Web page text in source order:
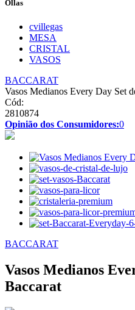
Ollas
cvillegas
MESA
CRISTAL
VASOS
BACCARAT
Vasos Medianos Every Day Set
Cód:
2810874
Opinião dos Consumidores:0
BACCARAT
Vasos Medianos
Baccarat